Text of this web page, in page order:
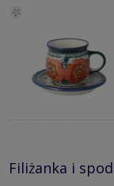
Filiżanka i